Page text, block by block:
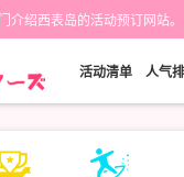
介绍西表岛的活动预订网站。
活动清单 人气